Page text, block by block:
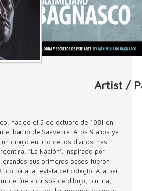
Artist /
nacido el 6 de octubre de 1981 en
el barrio de Saavedra. A los 9 años ya
dibujo en uno de los diarios mas
“La Nación”. Inspirado por
grandes sus primeros pasos fueron
para la revista del colegio. A la par
fue a cursos de dibujo, pintura,